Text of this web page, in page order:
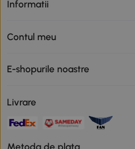
Informatii
Contul meu
E-shopurile noastre
Livrare
Metoda de plata